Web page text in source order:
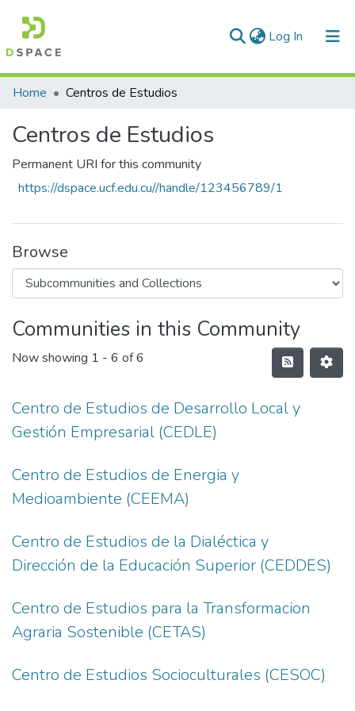
Log In (current)
Communities & Collections
Home Centros de Estudios
Centros de Estudios
Permanent URI for this community
https://dspace.ucf.edu.cu//handle/123456789/1
Browse
Communities in this Community
Now showing 1 - 6 of 6
Centro de Estudios de Desarrollo Local y
Gestión Empresarial (CEDLE)
Centro de Estudios de Energia y
Medioambiente (CEEMA)
Centro de Estudios de la Dialéctica y
Dirección de la Educación Superior (CEDDES)
Centro de Estudios para la Transformacion
Agraria Sostenible (CETAS)
Centro de Estudios Socioculturales (CESOC)